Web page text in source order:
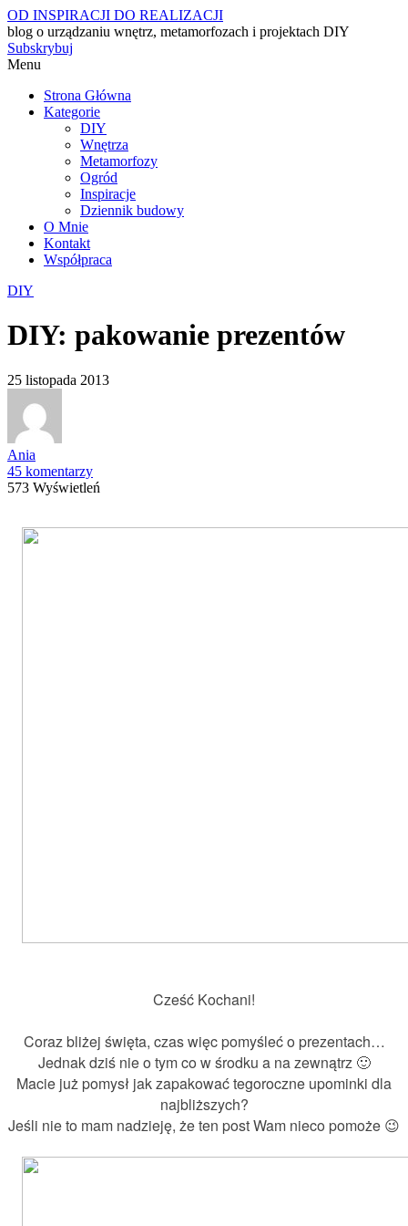
OD INSPIRACJI DO REALIZACJI
blog o urządzaniu wnętrz, metamorfozach i projektach DIY
Subskrybuj
Menu
Strona Główna
Kategorie
DIY
Wnętrza
Metamorfozy
Ogród
Inspiracje
Dziennik budowy
O Mnie
Kontakt
Współpraca
DIY
DIY: pakowanie prezentów
25 listopada 2013
Ania
45 komentarzy
573 Wyświetleń
Cześć Kochani!
Coraz bliżej święta, czas więc pomyśleć o prezentach…
Jednak dziś nie o tym co w środku a na zewnątrz 🙂
Macie już pomysł jak zapakować tegoroczne upominki dla
najbliższych?
Jeśli nie to mam nadzieję, że ten post Wam nieco pomoże 😉